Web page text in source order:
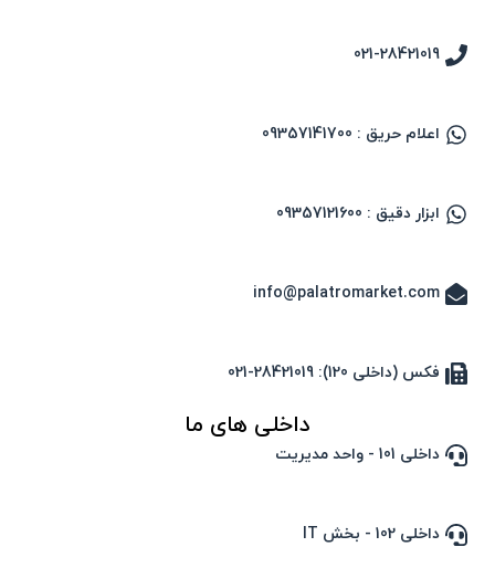
021-28421019
اعلام حریق : 09357141700
ابزار دقیق : 09357121600
info@palatromarket.com
فکس (داخلی 120): 28421019-021
داخلی های ما
داخلی 101 - واحد مدیریت
داخلی 102 - بخش IT